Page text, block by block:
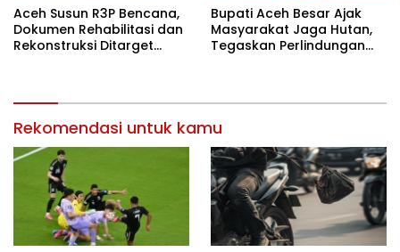
Aceh Susun R3P Bencana,
Dokumen Rehabilitasi dan
Rekonstruksi Ditarget
Bupati Aceh Besar Ajak
Masyarakat Jaga Hutan,
Tegaskan Perlindungan
Rekomendasi untuk kamu